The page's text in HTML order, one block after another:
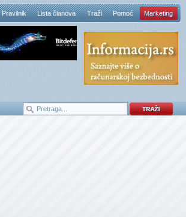
Pravilnik Lista članova Traži Pomoć Marketing